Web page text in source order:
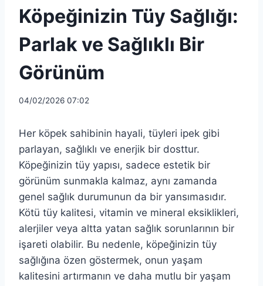
Köpeğinizin Tüy Sağlığı:
Parlak ve Sağlıklı Bir
Görünüm
04/02/2026 07:02
Her köpek sahibinin hayali, tüyleri ipek gibi
parlayan, sağlıklı ve enerjik bir dosttur.
Köpeğinizin tüy yapısı, sadece estetik bir
görünüm sunmakla kalmaz, aynı zamanda
genel sağlık durumunun da bir yansımasıdır.
Kötü tüy kalitesi, vitamin ve mineral eksiklikleri,
alerjiler veya altta yatan sağlık sorunlarının bir
işareti olabilir. Bu nedenle, köpeğinizin tüy
sağlığına özen göstermek, onun yaşam
kalitesini artırmanın ve daha mutlu bir yaşam